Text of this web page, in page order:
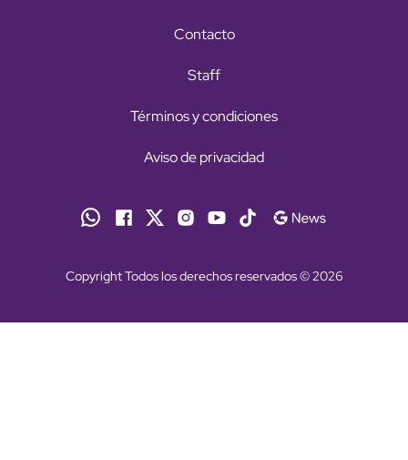
Contacto
Staff
Términos y condiciones
Aviso de privacidad
Copyright Todos los derechos reservados © 2026